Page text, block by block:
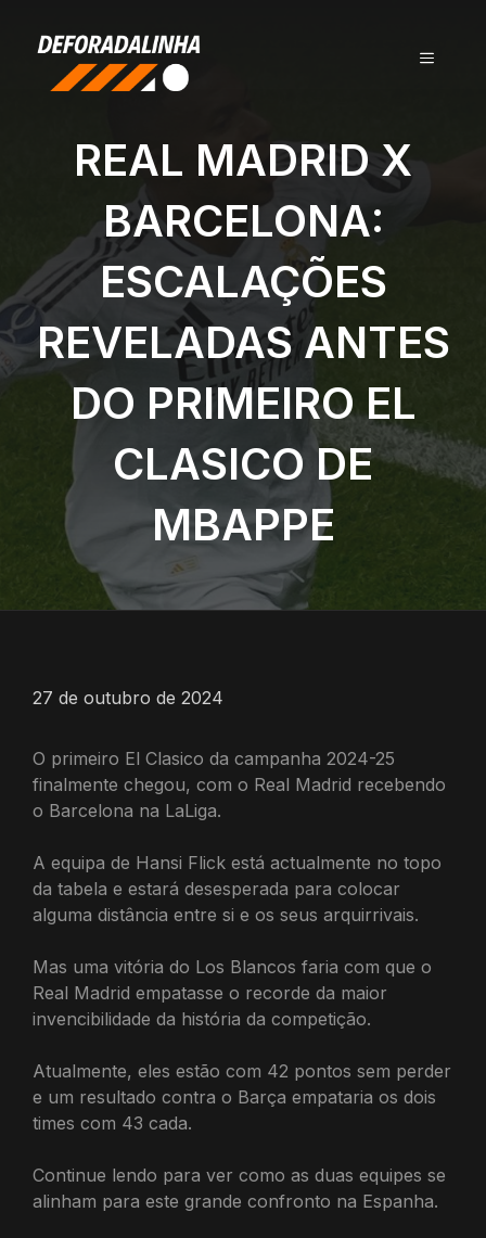
conteúdo
MENU
REAL MADRID X
BARCELONA:
ESCALAÇÕES
REVELADAS ANTES
DO PRIMEIRO EL
CLASICO DE
MBAPPE
27 de outubro de 2024
O primeiro El Clasico da campanha 2024-25
finalmente chegou, com o Real Madrid recebendo
o Barcelona na LaLiga.
A equipa de Hansi Flick está actualmente no topo
da tabela e estará desesperada para colocar
alguma distância entre si e os seus arquirrivais.
Mas uma vitória do Los Blancos faria com que o
Real Madrid empatasse o recorde da maior
invencibilidade da história da competição.
Atualmente, eles estão com 42 pontos sem perder
e um resultado contra o Barça empataria os dois
times com 43 cada.
Continue lendo para ver como as duas equipes se
alinham para este grande confronto na Espanha.